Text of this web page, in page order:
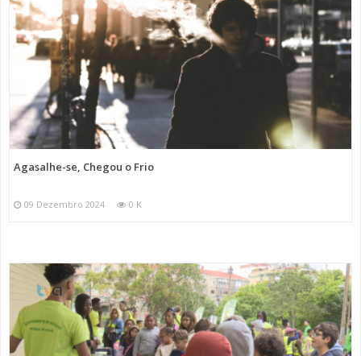
Agasalhe-se, Chegou o Frio
09 Dezembro 2024 0 K